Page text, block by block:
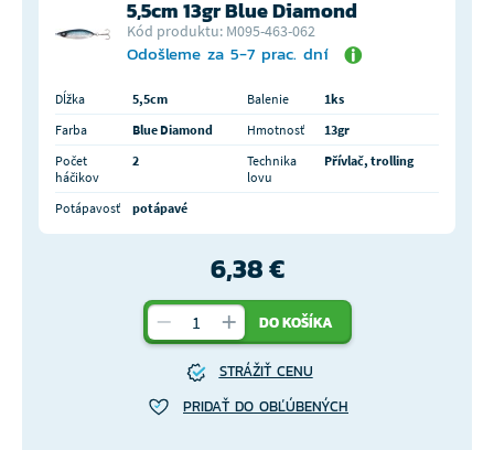
5,5cm 13gr Blue Diamond
Kód produktu: M095-463-062
Odošleme za 5-7 prac. dní
Dĺžka 5,5cm Balenie
1ks
Farba
Blue Diamond Hmotnosť
13gr
Počet
háčikov
2
Technika
lovu
Přívlač, trolling
Potápavosť potápavé
6,38 €
DO KOŠÍKA
STRÁŽIŤ CENU
PRIDAŤ DO OBĽÚBENÝCH